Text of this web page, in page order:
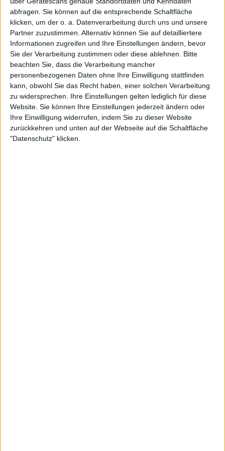
abfragen. Sie können auf die entsprechende Schaltfläche
klicken, um der o. a. Datenverarbeitung durch uns und unsere
Partner zuzustimmen. Alternativ können Sie auf detailliertere
Informationen zugreifen und Ihre Einstellungen ändern, bevor
Sie der Verarbeitung zustimmen oder diese ablehnen.
Bitte
beachten Sie, dass die Verarbeitung mancher
personenbezogenen Daten ohne Ihre Einwilligung stattfinden
kann, obwohl Sie das Recht haben, einer solchen Verarbeitung
zu widersprechen. Ihre Einstellungen gelten lediglich für diese
Website. Sie können Ihre Einstellungen jederzeit ändern oder
Ihre Einwilligung widerrufen, indem Sie zu dieser Website
zurückkehren und unten auf der Webseite auf die Schaltfläche
"Datenschutz" klicken.
Wie groß war sein Einfluss auf „The Obscurants“ und wie
ist das Bandfeeling jetzt?
Er kontaktierte mich wegen des Jobs als Sänger und sandte
mir einige seiner Demos. Er klang gut und hatte auch
Interesse an der konzeptionellen Seite. Als er dann im
Studio zu uns stieß leistete er großartige Arbeit und
verbesserte das Album wirklich. Die Band hat sich seit
einiger Zeit nicht mehr getroffen.
Was kannst du uns sonst noch über das Songwriting und
die Aufnahmen zu „The Obscurants“ erzählen?